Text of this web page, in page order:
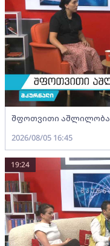
შფოთვითი აშლილობა
2026/08/05 16:45
19:24